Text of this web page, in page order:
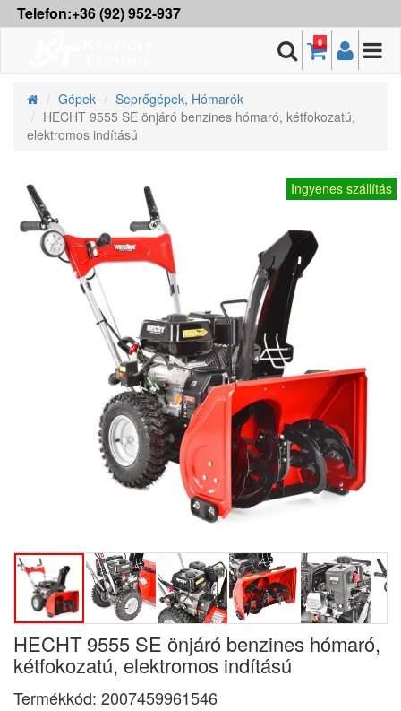
Telefon:+36 (92) 952-937
0
Gépek
Seprőgépek, Hómarók
HECHT 9555 SE önjáró benzines hómaró, kétfokozatú,
elektromos indítású
Ingyenes szállítás
HECHT 9555 SE önjáró benzines hómaró,
kétfokozatú, elektromos indítású
Termékkód: 2007459961546